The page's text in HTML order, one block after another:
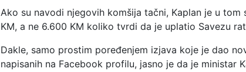
Ako su navodi njegovih komšija tačni, Kaplan je u tom
KM, a ne 6.600 KM koliko tvrdi da je uplatio Savezu
Dakle, samo prostim poređenjem izjava koje je dao
napisanih na Facebook profilu, jasno je da je ministar